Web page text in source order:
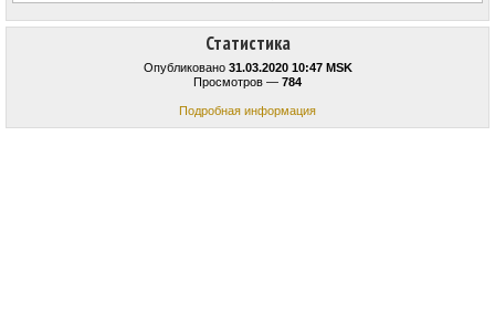
Статистика
Опубликовано 31.03.2020 10:47 MSK
Просмотров — 784
Подробная информация